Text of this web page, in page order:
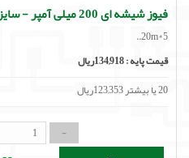
فیوز شیشه ای 200 میلی آمپر - سایز کوچک - بسته 5 تایی
20m*5..
قیمت پایه :134,918ریال
20 یا بیشتر 123,353ریال